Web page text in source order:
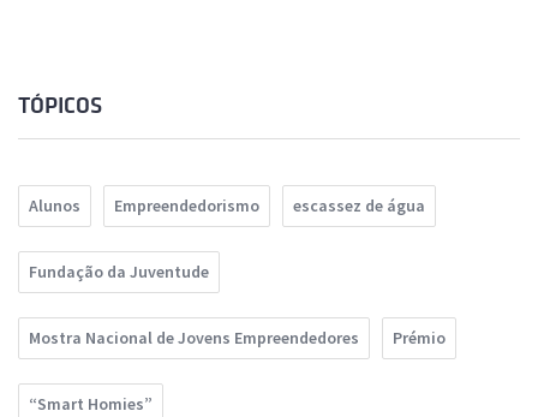
TÓPICOS
Alunos Empreendedorismo escassez de água
Fundação da Juventude
Mostra Nacional de Jovens Empreendedores Prémio
“Smart Homies”